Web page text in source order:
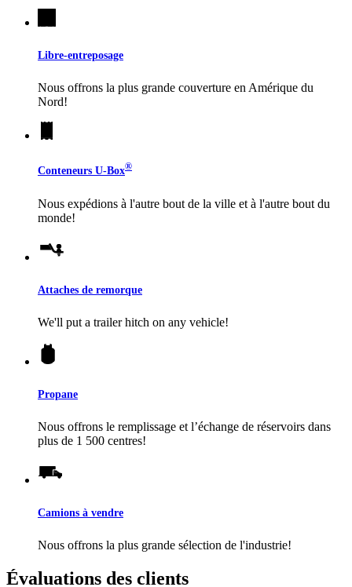
Libre-entreposage
Nous offrons la plus grande couverture en Amérique du
Nord!
Conteneurs U-Box®
Nous expédions à l'autre bout de la ville et à l'autre bout du
monde!
Attaches de remorque
We'll put a trailer hitch on any vehicle!
Propane
Nous offrons le remplissage et l’échange de réservoirs dans
plus de 1 500 centres!
Camions à vendre
Nous offrons la plus grande sélection de l'industrie!
Évaluations des clients